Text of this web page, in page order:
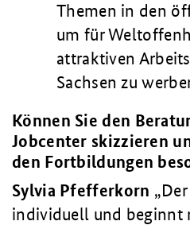
Themen in den
um für
attraktiven
Sachsen zu
Können Sie den
Jobcenter skizzieren
den Fortbildungen
Sylvia Pfefferkorn
individuell und beginnt